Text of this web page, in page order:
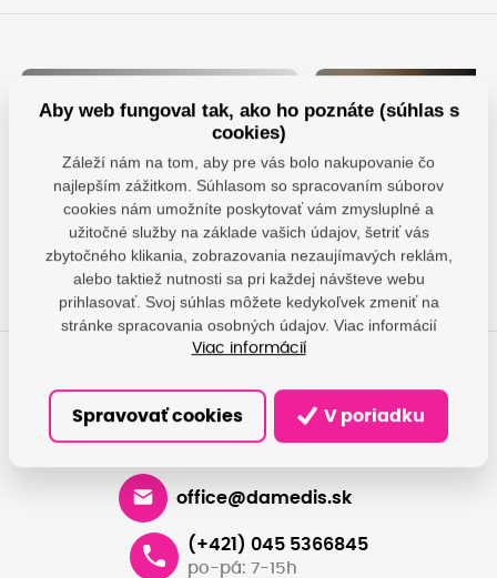
Nechajte sa obdarovať za
vernosť
Chcem darček
Využite výhodný
prenájom
Prenajať
Máte otázky?
Dáme vám odpovede, pomôžeme nájsť najvhodnejšie
riešenie.
office@damedis.sk
(+421) 045 5366845
po-pá: 7-15h
Aby web fungoval tak, ako ho poznáte (súhlas s
cookies)
Záleží nám na tom, aby pre vás bolo nakupovanie čo
najlepším zážitkom. Súhlasom so spracovaním súborov
cookies nám umožníte poskytovať vám zmysluplné a
užitočné služby na základe vašich údajov, šetriť vás
zbytočného klikania, zobrazovania nezaujímavých reklám,
alebo taktiež nutnosti sa pri každej návšteve webu
prihlasovať. Svoj súhlas môžete kedykoľvek zmeniť na
stránke spracovania osobných údajov. Viac informácií
Viac informácií
Spravovať cookies V poriadku